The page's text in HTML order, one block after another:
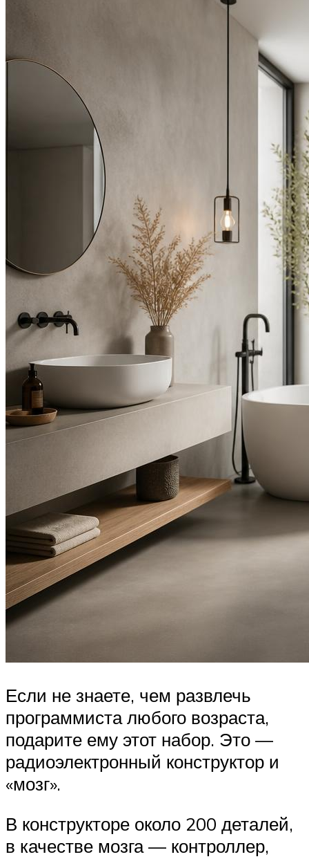
Если не знаете, чем развлечь
программиста любого возраста,
подарите ему этот набор. Это —
радиоэлектронный конструктор и
«мозг».
В конструкторе около 200 деталей,
в качестве мозга — контроллер,